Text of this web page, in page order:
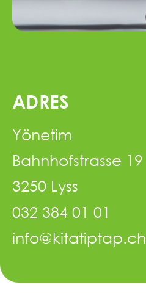
ADRES
Yönetim
Bahnhofstrasse 19
3250 Lyss
032 384 01 01
info@kitatiptap.ch